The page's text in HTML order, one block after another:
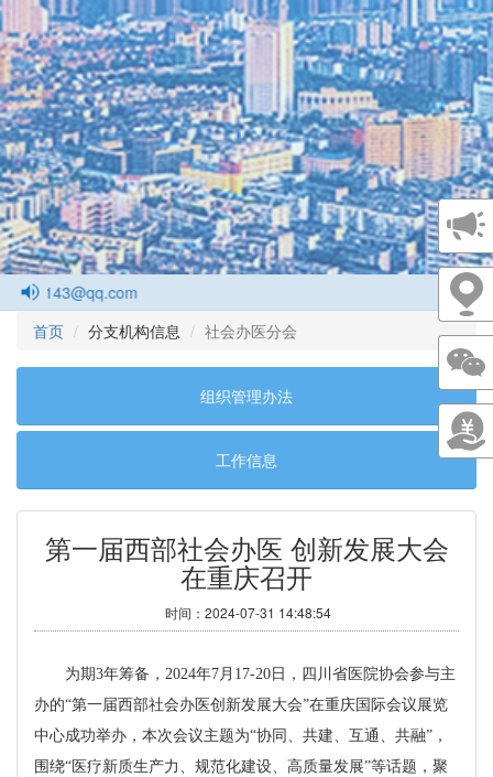
首页
分支机构信息 社会办医分会
组织管理办法
工作信息
第一届西部社会办医 创新发展大会
在重庆召开
时间：2024-07-31 14:48:54
为期3年筹备，2024年7月17-20日，四川省医院协会参与主
办的“第一届西部社会办医创新发展大会”在重庆国际会议展览
中心成功举办，本次会议主题为“协同、共建、互通、共融”，
围绕“医疗新质生产力、规范化建设、高质量发展”等话题，聚